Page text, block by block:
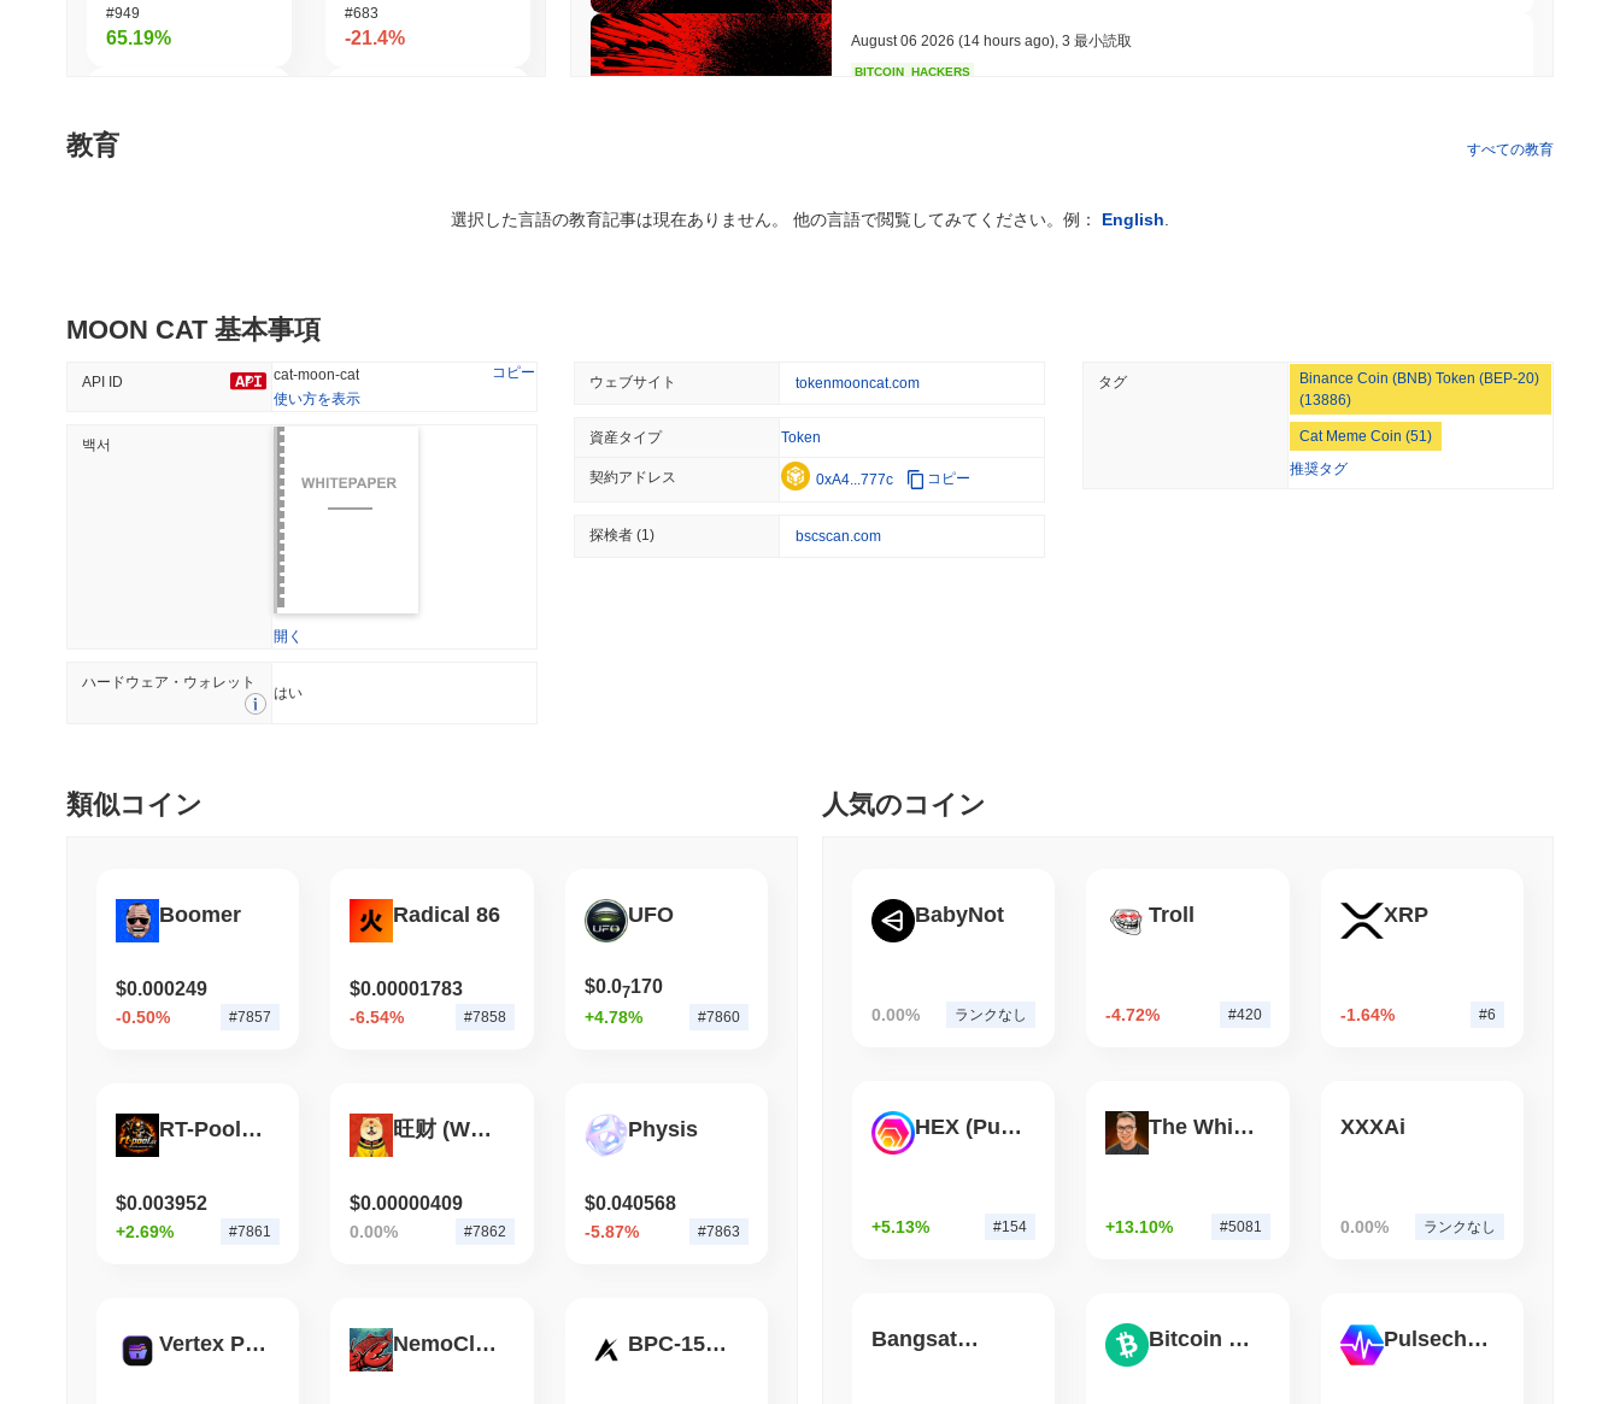
れました。プロジェクトは現在、さまざまな分散型アプリケーション（dApps）との統合を通じてエコシステムを拡大し、NFT分野
でのパートナーシップを探求しています。取引量は複数の取引所で一貫した活動を示しており、コミュニティからの関心が続いてい
ることを示しています。 さらに、MOON CATはソーシャルメディアプラットフォームでの活発な存在感を持ち、ユーザーベースと
MOON CATは、多様なオーディエンスを対象に設計されており、主に暗号通貨エコシステム内の開発者と消費者をターゲットとして
テーキングやガバナンスメカニズムを通じてMOON CATに関与します。これらの役割はネットワークのセキュリティを維持し、エコ
システム全体の健康に貢献するために重要です。これらのユーザーグループ間の協力を促進することで、MOON CATはさまざまなユ
ースケースをサポートし、採用を促進する堅牢でダイナミックな環境を作ることを目指しています。
MOON CATはどのように保護されていますか？
（PoS）コンセンサスメカニズムを採用しています。このモデルでは、参加者がMOON CATトークンを保有し、ステーキングする必
MOON CATは、コミュニティガバナンスの争いとプロジェクトの透明性に関する懸念に関連するいくつかの論争に直面しました。
ィングを開始しました。 技術的リスクに関しては、MOON CATは重大なセキュリティインシデントやエクスプロイトを報告してい
ません。しかし、多くのブロックチェーンプロジェクトと同様に、市場のボラティリティや規制の監視などの継続的なリスクにさら
されています。これらのリスクを軽減するために、チームは定期的な監査とセキュリティプロトコルの更新を約束し、潜在的な脆弱
MOON CAT (CAT) FAQ – 主要指標と市場分析
MOON CAT (CAT)はcentralizedの暗号通貨取引所で広く利用できます。 最もアクティブなプラットフォームはPancakeSwap V2
(BSC)で、CAT/WBNB取引ペアは24時間のボリュームが
$90.36 以上を記録しました。
過去24時間で、MOON CATの取引量は$90.34, 前日と比較して
の増加を示しています。これは、取引活動の短期的な増加を
史上最高値（ATH）：
史上最安値（ATL）：
#949
65.19%
#172
#683
-21.4%
トレンド
August 06 2026 (14 hours ago) 3 最小読取
BITCOIN HACKERS
CIRCLE TOKENIZATION
米国と英国、GENIUS法のルールが2027年に延期される中でステーブルコ
August 06 2026 (20 hours ago)
BNYは機関がその保管から離れることなく暗号をステーキングできるよう
TOKENIZATION CIRCLE
August 05 2026(1 day ago)
出が150億ドルに迫る
教育 すべての教育
選択した言語の教育記事は現在ありません。 他の言語で閲覧してみてください。例： English
MOON CAT 基本事項
API ID cat-moon-cat
コピー
使い方を表示
백서
開く
ハードウェア・ウォレット
はい
ウェブサイト tokenmooncat.com
資産タイプ Token
契約アドレス 0xA4...777c コピー
探検者(1) bscscan.com
タグ
Binance Coin (BNB) Token (BEP-20)
(13886)
Cat Meme Coin (51)
推奨タグ
類似コイン
Boomer
$0.000249
-0.50% #7857
Radical 86
$0.00001783
-6.54% #7858
UFO
$0.07170
+4.78% #7860
RT-Pool.cc Token V2
$0.003952
+2.69% #7861
旺财 (Wealthy)
$0.00000409
0.00% #7862
Physis
$0.040568
-5.87% #7863
Vertex Privacy NemoClaw BPC-157 & TB-500
人気のコイン
BabyNot
0.00% ランクなし
Troll
-4.72% #420
XRP
-1.64% #6
HEX (Pulsechain)
+5.13% #154
The White Bull
+13.10% #5081
XXXAi
0.00% ランクなし
Bangsat 666 Bitcoin Cash Pulsechain